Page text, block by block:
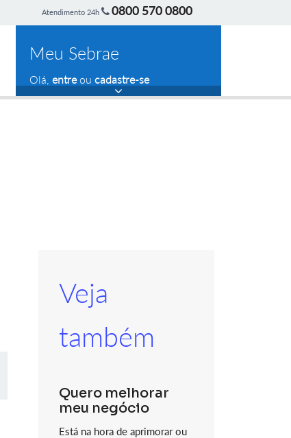
Atendimento 24h 0800 570 0800
Meu Sebrae
Olá, entreou cadastre-se
Veja
também
Quero melhorar
meu negócio
Está na hora de aprimorar ou